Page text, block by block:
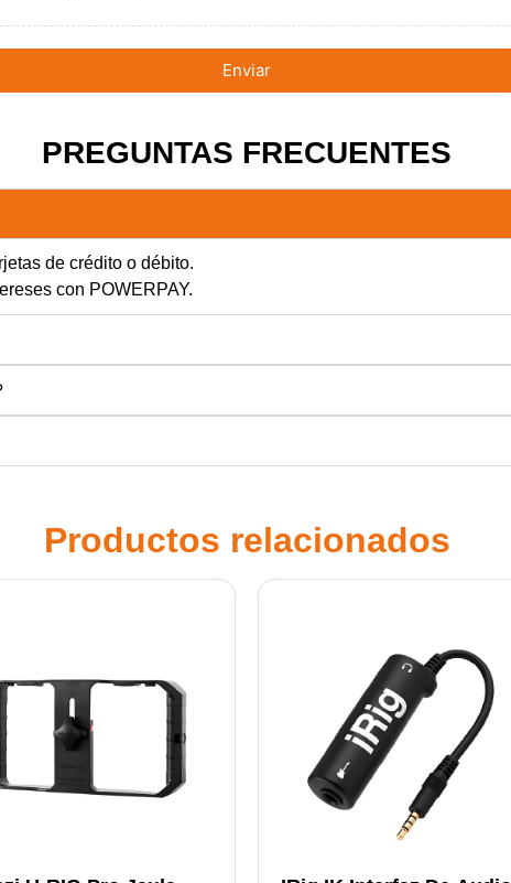
Enviar
PREGUNTAS FRECUENTES
de crédito o débito.
con POWERPAY.
Productos relacionados